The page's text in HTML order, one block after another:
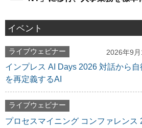
イベント
ライブウェビナー 2026年9
インプレス AI Days 2026 対話から
を再定義するAI
ライブウェビナー
プロセスマイニング コンファレンス